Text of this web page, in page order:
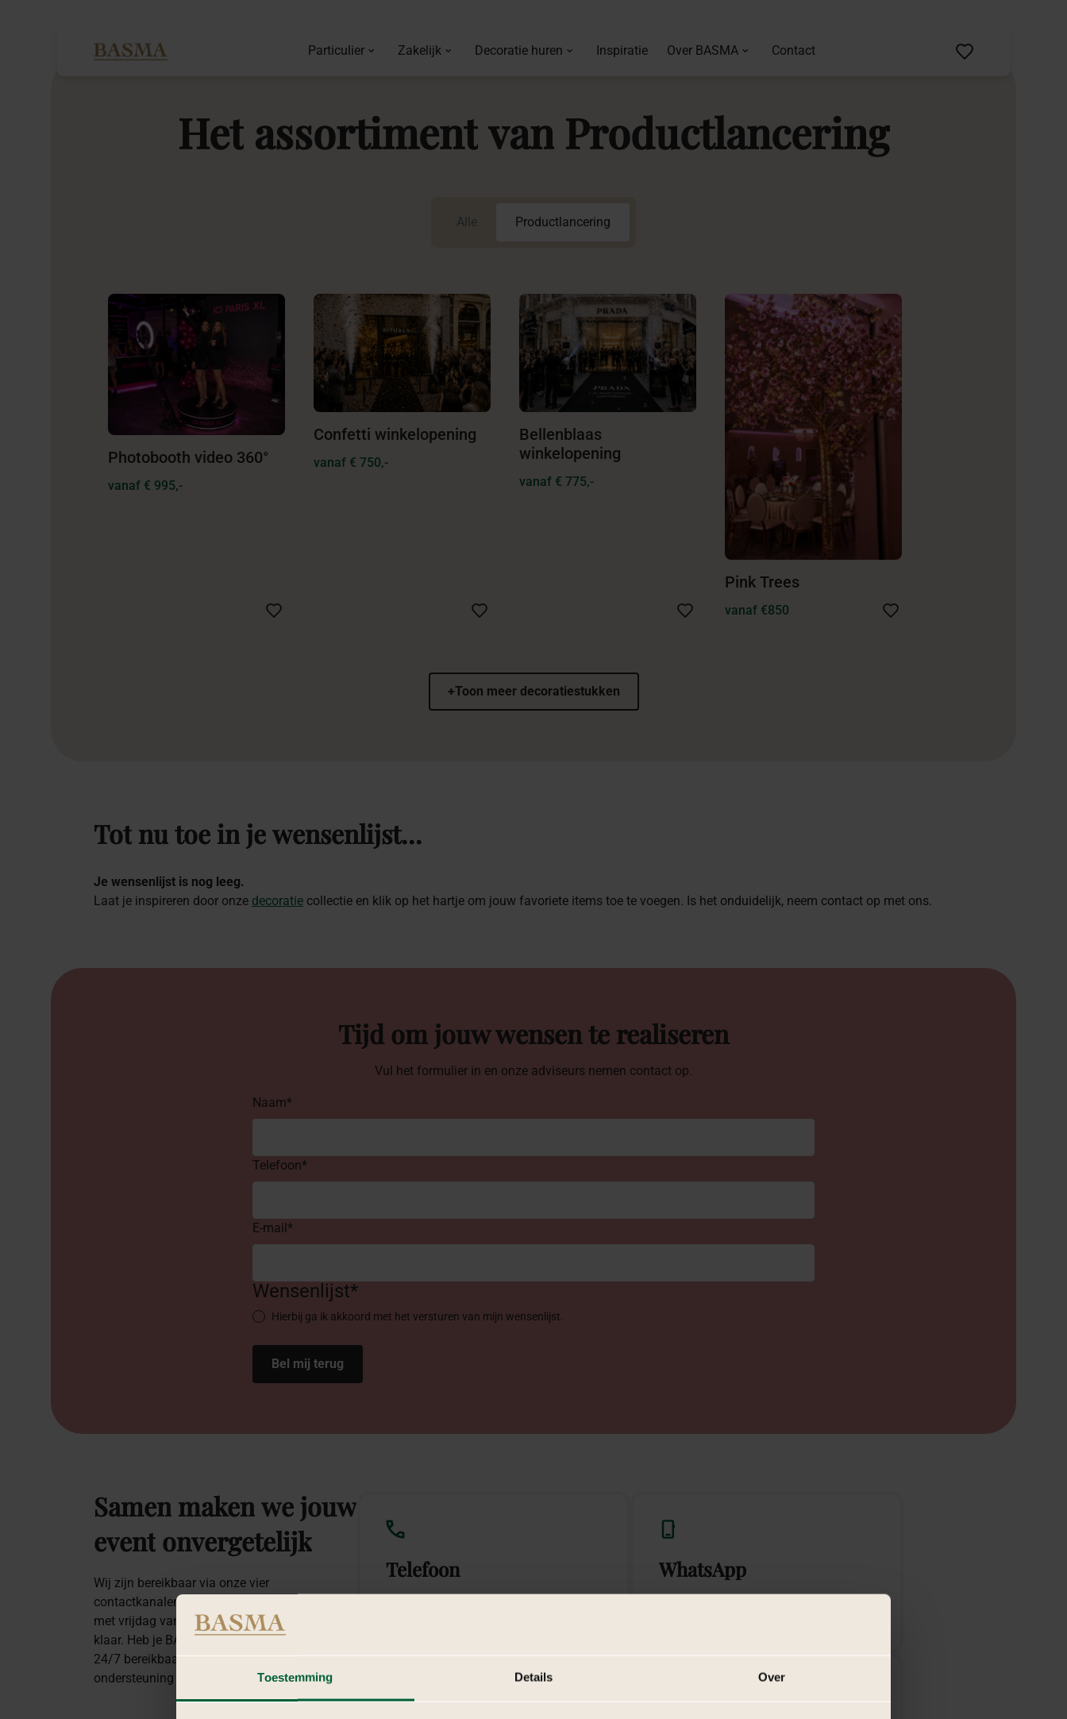
Toestemming Details Over
Particulier Zakelijk Decoratie huren Inspiratie Over BASMA Contact
Het assortimentvan Productlancering
Alle Productlancering
Photobooth video 360°
vanaf € 995,-
Confetti winkelopening
vanaf € 750,-
Bellenblaas
winkelopening
vanaf € 775,-
Pink Trees
vanaf €850
+Toon meer decoratiestukken
Tot nu toe in jewensenlijst…
Je wensenlijst is nog leeg.
Laat je inspireren door onze decoratie collectie en klik op het hartje om jouw favoriete items toe te voegen. Is het onduidelijk, neem contact op met ons.
Tijd om jouw wensen te realiseren
Vul het formulier in en onze adviseurs nemen contact op.
Naam*
Telefoon*
E-mail*
Wensenlijst*
Hierbij ga ik akkoord met het versturen van mijn wensenlijst.
Samen maken we jouw
event onvergetelijk
Wij zijn bereikbaar via onze vier
contactkanalen. Ons team staat dinsdag tot en
met vrijdag van 10:00 tot 20:00 uur voor je
klaar. Heb je BASMA geboekt? Dan zijn wij
24/7 bereikbaar voor persoonlijke
ondersteuning en directe afstemming.
Telefoon WhatsApp